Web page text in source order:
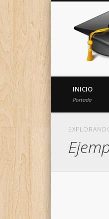
Donde
INICIO
Portada